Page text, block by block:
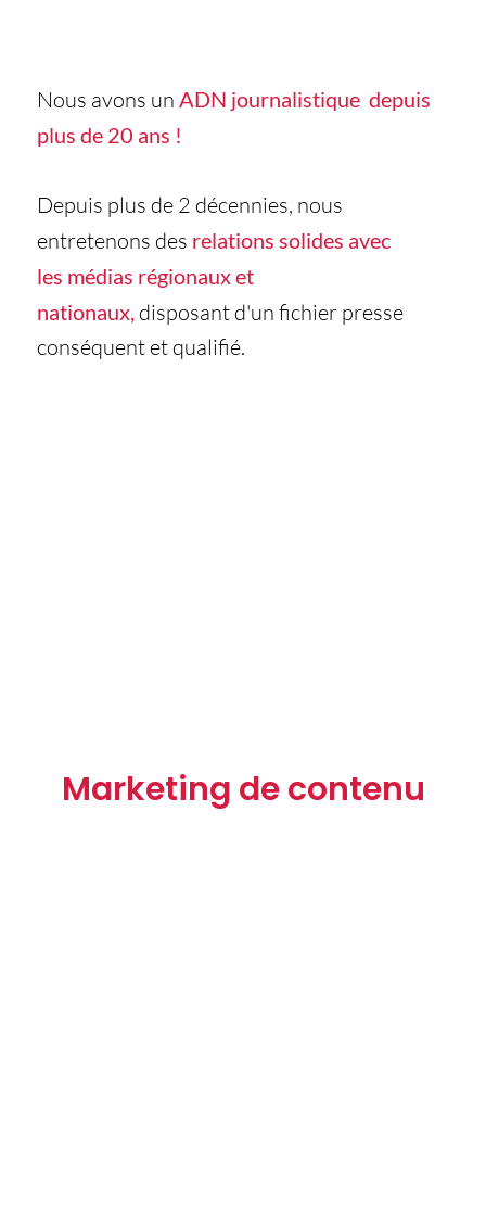
Nous avons un ADN journalistique depuis
plus de 20 ans !
Depuis plus de 2 décennies, nous
entretenons des relations solides avec
les médias régionaux et
nationaux, disposant d'un fichier presse
conséquent et qualifié.
Marketing de contenu